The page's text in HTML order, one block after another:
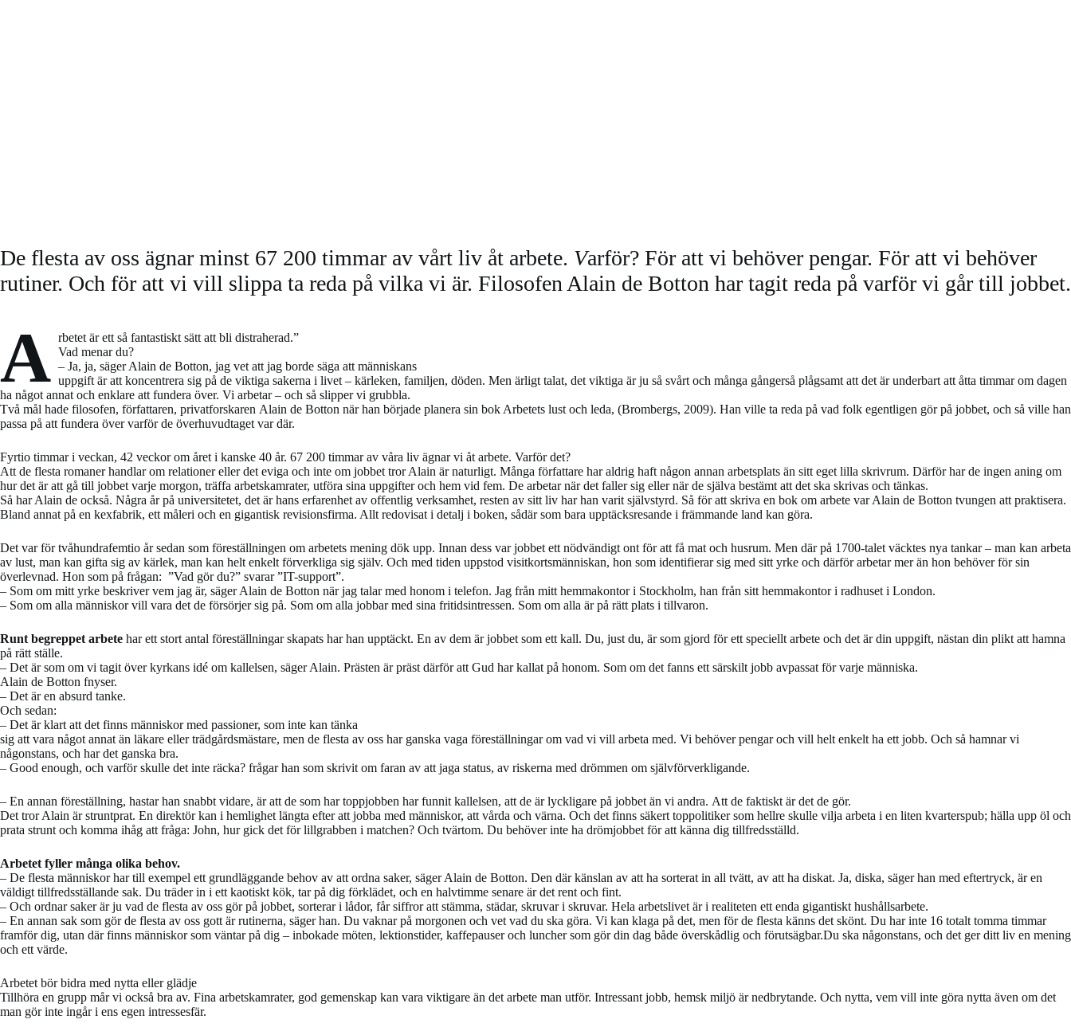
De flesta av oss ägnar minst 67 200 timmar av vårt liv åt arbete. Varför? För att vi behöver pengar. För att vi behöver
rutiner. Och för att vi vill slippa ta reda på vilka vi är. Filosofen Alain de Botton har tagit reda på varför vi går till jobbet.
A rbetet är ett så fantastiskt sätt att bli distraherad.”
Vad menar du?
– Ja, ja, säger Alain de Botton, jag vet att jag borde säga att människans
uppgift är att koncentrera sig på de viktiga sakerna i livet – kärleken, familjen, döden. Men ärligt talat, det viktiga är ju så svårt och många gångerså plågsamt att det är underbart att åtta timmar om dagen
ha något annat och enklare att fundera över. Vi arbetar – och så slipper vi grubbla.
Två mål hade filosofen, författaren, privatforskaren Alain de Botton när han började planera sin bok Arbetets lust och leda, (Brombergs, 2009). Han ville ta reda på vad folk egentligen gör på jobbet, och så ville han
passa på att fundera över varför de överhuvudtaget var där.
Fyrtio timmar i veckan, 42 veckor om året i kanske 40 år. 67 200 timmar av våra liv ägnar vi åt arbete. Varför det?
Att de flesta romaner handlar om relationer eller det eviga och inte om jobbet tror Alain är naturligt. Många författare har aldrig haft någon annan arbetsplats än sitt eget lilla skrivrum. Därför har de ingen aning om
hur det är att gå till jobbet varje morgon, träffa arbetskamrater, utföra sina uppgifter och hem vid fem. De arbetar när det faller sig eller när de själva bestämt att det ska skrivas och tänkas.
Så har Alain de också. Några år på universitetet, det är hans erfarenhet av offentlig verksamhet, resten av sitt liv har han varit självstyrd. Så för att skriva en bok om arbete var Alain de Botton tvungen att praktisera.
Bland annat på en kexfabrik, ett måleri och en gigantisk revisionsfirma. Allt redovisat i detalj i boken, sådär som bara upptäcksresande i främmande land kan göra.
Det var för tvåhundrafemtio år sedan som föreställningen om arbetets mening dök upp. Innan dess var jobbet ett nödvändigt ont för att få mat och husrum. Men där på 1700-talet väcktes nya tankar – man kan arbeta
av lust, man kan gifta sig av kärlek, man kan helt enkelt förverkliga sig själv. Och med tiden uppstod visitkortsmänniskan, hon som identifierar sig med sitt yrke och därför arbetar mer än hon behöver för sin
överlevnad. Hon som på frågan: ”Vad gör du?” svarar ”IT-support”.
– Som om mitt yrke beskriver vem jag är, säger Alain de Botton när jag talar med honom i telefon. Jag från mitt hemmakontor i Stockholm, han från sitt hemmakontor i radhuset i London.
– Som om alla människor vill vara det de försörjer sig på. Som om alla jobbar med sina fritidsintressen. Som om alla är på rätt plats i tillvaron.
Runt begreppet arbete har ett stort antal föreställningar skapats har han upptäckt. En av dem är jobbet som ett kall. Du, just du, är som gjord för ett speciellt arbete och det är din uppgift, nästan din plikt att hamna
på rätt ställe.
– Det är som om vi tagit över kyrkans idé om kallelsen, säger Alain. Prästen är präst därför att Gud har kallat på honom. Som om det fanns ett särskilt jobb avpassat för varje människa.
Alain de Botton fnyser.
– Det är en absurd tanke.
Och sedan:
– Det är klart att det finns människor med passioner, som inte kan tänka
sig att vara något annat än läkare eller trädgårdsmästare, men de flesta av oss har ganska vaga föreställningar om vad vi vill arbeta med. Vi behöver pengar och vill helt enkelt ha ett jobb. Och så hamnar vi
någonstans, och har det ganska bra.
– Good enough, och varför skulle det inte räcka? frågar han som skrivit om faran av att jaga status, av riskerna med drömmen om självförverkligande.
– En annan föreställning, hastar han snabbt vidare, är att de som har toppjobben har funnit kallelsen, att de är lyckligare på jobbet än vi andra. Att de faktiskt är det de gör.
Det tror Alain är struntprat. En direktör kan i hemlighet längta efter att jobba med människor, att vårda och värna. Och det finns säkert toppolitiker som hellre skulle vilja arbeta i en liten kvarterspub; hälla upp öl och
prata strunt och komma ihåg att fråga: John, hur gick det för lillgrabben i matchen? Och tvärtom. Du behöver inte ha drömjobbet för att känna dig tillfredsställd.
Arbetet fyller många olika behov.
– De flesta människor har till exempel ett grundläggande behov av att ordna saker, säger Alain de Botton. Den där känslan av att ha sorterat in all tvätt, av att ha diskat. Ja, diska, säger han med eftertryck, är en
väldigt tillfredsställande sak. Du träder in i ett kaotiskt kök, tar på dig förklädet, och en halvtimme senare är det rent och fint.
– Och ordnar saker är ju vad de flesta av oss gör på jobbet, sorterar i lådor, får siffror att stämma, städar, skruvar i skruvar. Hela arbetslivet är i realiteten ett enda gigantiskt hushållsarbete.
– En annan sak som gör de flesta av oss gott är rutinerna, säger han. Du vaknar på morgonen och vet vad du ska göra. Vi kan klaga på det, men för de flesta känns det skönt. Du har inte 16 totalt tomma timmar
framför dig, utan där finns människor som väntar på dig – inbokade möten, lektionstider, kaffepauser och luncher som gör din dag både överskådlig och förutsägbar.Du ska någonstans, och det ger ditt liv en mening
och ett värde.
Arbetet bör bidra med nytta eller glädje
Tillhöra en grupp mår vi också bra av. Fina arbetskamrater, god gemenskap kan vara viktigare än det arbete man utför. Intressant jobb, hemsk miljö är nedbrytande. Och nytta, vem vill inte göra nytta även om det
man gör inte ingår i ens egen intressesfär.